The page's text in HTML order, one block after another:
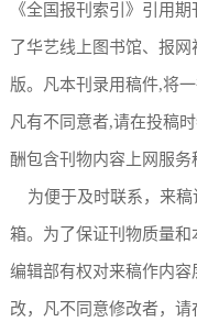
《全国报刊索引》引用
了华艺线上图书馆、报
版。凡本刊录用稿件,将
凡有不同意者,请在投稿
酬包含刊物内容上网服务
为便于及时联系，来稿
箱。为了保证刊物质量和
编辑部有权对来稿作内
改，凡不同意修改者，请